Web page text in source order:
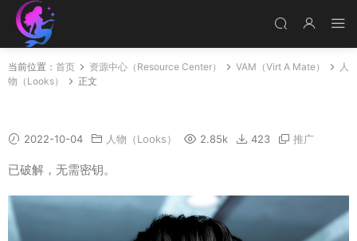
当前位置： 首页 资源中心（Resource Center） VAM（Virt A Mate）
人
物（Looks）
正文
2022-10-04 人物（Looks） 2.85k 423 推广
已破解，无需密钥。